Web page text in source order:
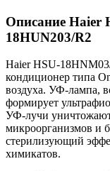
Описание Haier
18HUN203/R2
Haier HSU-
кондиционер типа
воздуха. УФ-лампа,
формирует
УФ-лучи
микроорганизмов и
стерилизующий
химикатов.